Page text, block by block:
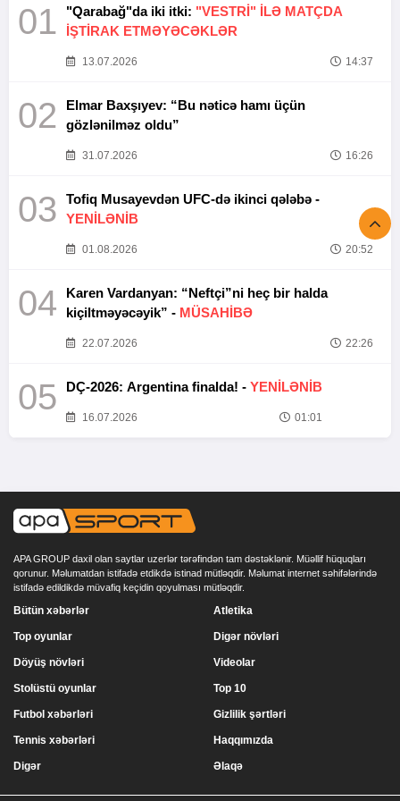
01 "Qarabağ"da iki itki: "VESTRİ" İLƏ MATÇDA
İŞTİRAK ETMƏYƏCƏKLƏR
13.07.2026 14:37
02
Elmar Baxşıyev: “Bu nəticə hamı üçün
gözlənilməz oldu”
31.07.2026 16:26
03
Tofiq Musayevdən UFC-də ikinci qələbə -
YENİLƏNİB
01.08.2026 20:52
04
Karen Vardanyan: “Neftçi”ni heç bir halda
kiçiltməyəcəyik” - MÜSAHİBƏ
22.07.2026 22:26
05 DÇ-2026: Argentina finalda! - YENİLƏNİB
16.07.2026 01:01
APA GROUP daxil olan saytlar uzerlər tərəfindən tam dəstəklənir. Müəllif hüquqları
qorunur. Məlumatdan istifadə etdikdə istinad mütləqdir. Məlumat internet səhifələrində
istifadə edildikdə müvafiq keçidin qoyulması mütləqdir.
Bütün xəbərlər
Top oyunlar
Döyüş növləri
Stolüstü oyunlar
Atletika
Digər növləri
Videolar
Top 10
Futbol xəbərləri
Tennis xəbərləri
Digər
Gizlilik şərtləri
Haqqımızda
Əlaqə